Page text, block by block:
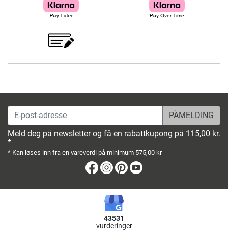
E-post-adresse
Meld deg på newsletter og få en rabattkupong på 115,00 kr.
*
* Kan løses inn fra en vareverdi på minimum 575,00 kr
Facebook
Instagram
Pinterest
43531
vurderinger